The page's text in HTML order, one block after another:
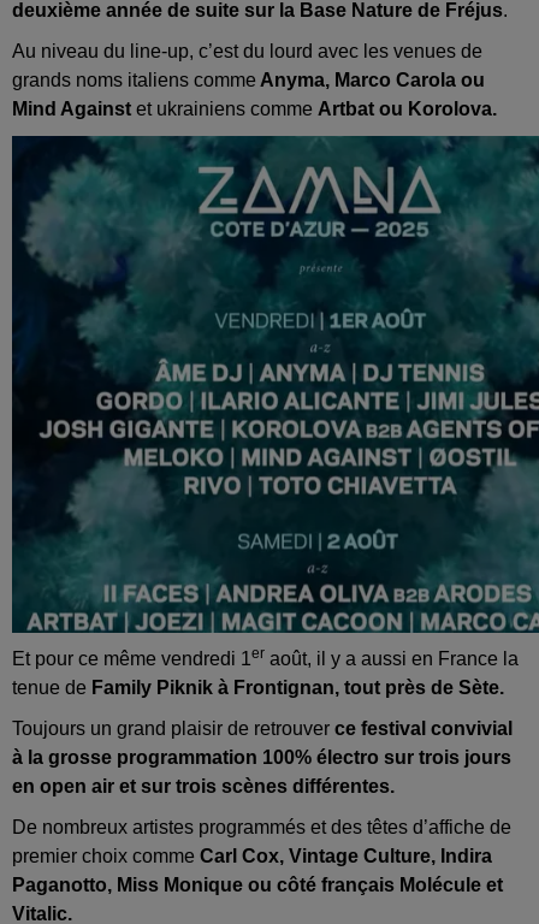
deuxième année de suite sur la Base Nature de Fréjus.
Au niveau du line-up, c’est du lourd avec les venues de
grands noms italiens comme Anyma, Marco Carola ou
Mind Against et ukrainiens comme Artbat ou Korolova.
Et pour ce même vendredi 1er août, il y a aussi en France la
tenue de Family Piknik à Frontignan, tout près de Sète.
Toujours un grand plaisir de retrouver ce festival convivial
à la grosse programmation 100% électro sur trois jours
en open air et sur trois scènes différentes.
De nombreux artistes programmés et des têtes d’affiche de
premier choix comme Carl Cox, Vintage Culture, Indira
Paganotto, Miss Monique ou côté français Molécule et
Vitalic.